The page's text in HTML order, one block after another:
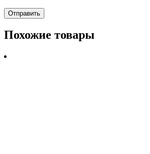
Похожие товары